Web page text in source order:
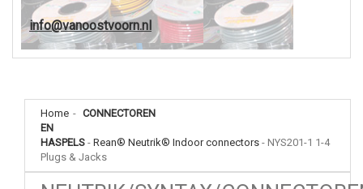
info@vanoostvoorn.nl
Home - CONNECTOREN
EN
HASPELS - Rean® Neutrik® Indoor connectors - NYS201-1 1-4
Plugs & Jacks